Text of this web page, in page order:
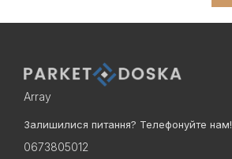
Array
Залишилися питання? Телефонуйте нам!
0673805012